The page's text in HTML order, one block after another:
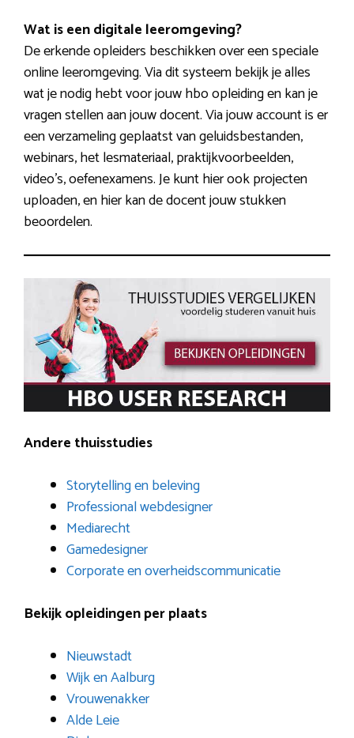
Wat is een digitale leeromgeving?
De erkende opleiders beschikken over een speciale
online leeromgeving. Via dit systeem bekijk je alles
wat je nodig hebt voor jouw hbo opleiding en kan je
vragen stellen aan jouw docent. Via jouw account is er
een verzameling geplaatst van geluidsbestanden,
webinars, het lesmateriaal, praktijkvoorbeelden,
video’s, oefenexamens. Je kunt hier ook projecten
uploaden, en hier kan de docent jouw stukken
beoordelen.
Andere thuisstudies
Storytelling en beleving
Professional webdesigner
Mediarecht
Gamedesigner
Corporate en overheidscommunicatie
Bekijk opleidingen per plaats
Nieuwstadt
Wijk en Aalburg
Vrouwenakker
Alde Leie